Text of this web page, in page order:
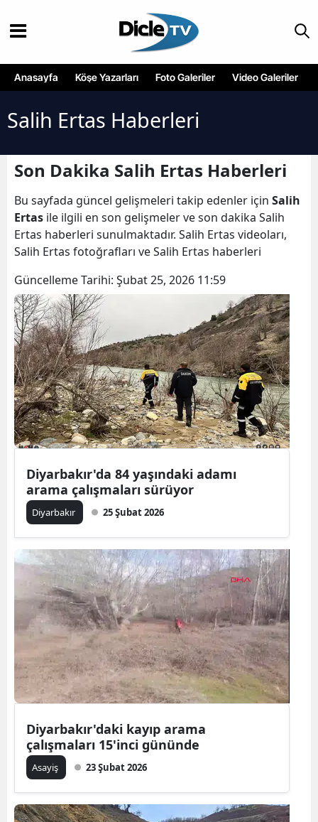
Anasayfa Köşe Yazarları Foto Galeriler Video Galeriler
Salih Ertas Haberleri
Son Dakika Salih Ertas Haberleri
Bu sayfada güncel gelişmeleri takip edenler için Salih
Ertas ile ilgili en son gelişmeler ve son dakika Salih
Ertas haberleri sunulmaktadır. Salih Ertas videoları,
Salih Ertas fotoğrafları ve Salih Ertas haberleri
Güncelleme Tarihi: Şubat 25, 2026 11:59
Diyarbakır'da 84 yaşındaki adamı
arama çalışmaları sürüyor
Diyarbakır 25 Şubat 2026
Diyarbakır'daki kayıp arama
çalışmaları 15'inci gününde
Asayiş 23 Şubat 2026